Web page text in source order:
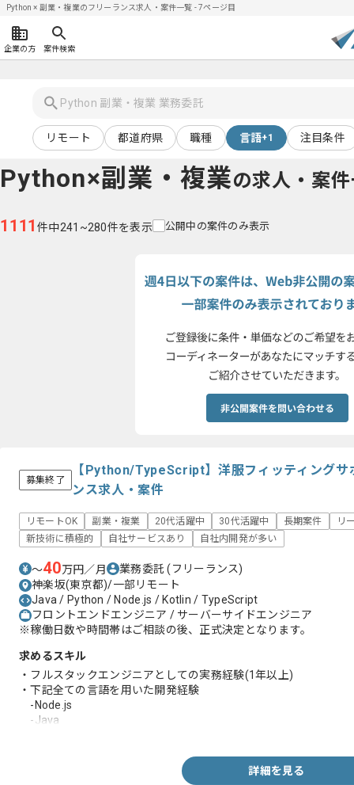
Python × 副業・複業のフリーランス求人・案件一覧 - 7ページ目
企業の方 案件検索
リモート 都道府県 職種 言語+1 注目条件
Python×副業・複業の求人・案
1111件中241~280件を表示 公開中の案件のみ表示
募集終了
【Python/TypeScript】洋服フィッティングサ
ンス求人・案件
リモートOK 副業・複業 20代活躍中 30代活躍中 長期案件
リ
新技術に積極的
自社サービスあり 自社内開発が多い
〜40万円／月 業務委託(フリーランス)
神楽坂(東京都)/一部リモート
Java / Python / Node.js / Kotlin / TypeScript
フロントエンドエンジニア / サーバーサイドエンジニア
※稼働日数や時間帯はご相談の後、正式決定となります。
求めるスキル
・フルスタックエンジニアとしての実務経験(1年以上)
・下記全ての言語を用いた開発経験
-Node.js
-Java
詳細を見る